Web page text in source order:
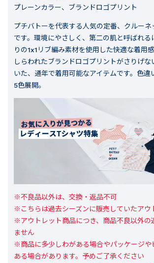
プレーンカラー、ブランドロゴプリント
プチバトーを代表する人気の定番、クルー
です。環境にやさしく、第二の肌と呼ばれる
りの1x1リブ編み素材を使用した快適な着用
しらわれたブランドロゴプリントがさりげな
いた、通年で着用可能なアイテムです。色違
5色展開。
※不良品以外は、交換・返品不可
※こちらは過去シーズンに販売していたアウ
※アウトレット商品につき、商品不良以外の
ません
※商品に多少しわがある場合やパッケージや
ある場合があります。予めご了承ください